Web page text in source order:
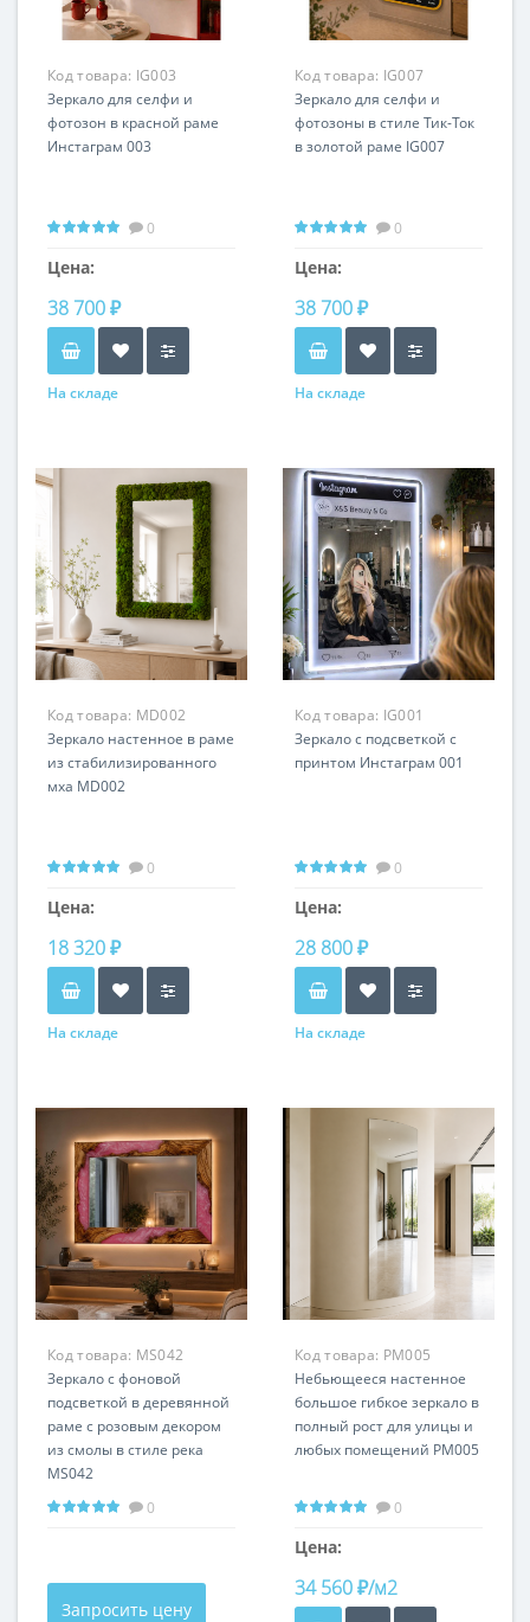
Код товара: IG003
Зеркало для селфи и
фотозон в красной раме
Инстаграм 003
0
Цена:
38 700 ₽
На складе
Код товара: IG007
Зеркало для селфи и
фотозоны в стиле Тик-Ток
в золотой раме IG007
0
Цена:
38 700 ₽
На складе
Код товара: MD002
Зеркало настенное в раме
из стабилизированного
мха MD002
0
Цена:
18 320 ₽
На складе
Код товара: IG001
Зеркало с подсветкой с
принтом Инстаграм 001
0
Цена:
28 800 ₽
На складе
Код товара: MS042
Зеркало с фоновой
подсветкой в деревянной
раме с розовым декором
из смолы в стиле река
MS042
0
Запросить цену
Код товара: PM005
Небьющееся настенное
большое гибкое зеркало в
полный рост для улицы и
любых помещений PM005
0
Цена:
34 560 ₽/м2